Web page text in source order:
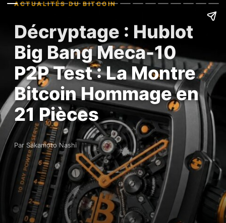
ACTUALITÉS DU BITCOIN
Décryptage : Hublot
Big Bang Meca-10
P2P Test : La Montre
Bitcoin Hommage en
21 Pièces
Par Sakamoto Nashi